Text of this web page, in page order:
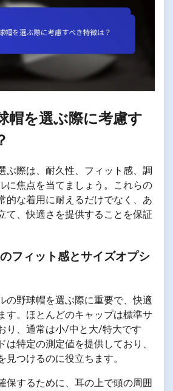
帽を選ぶ際に考慮す
ぶ際は、耐久性、フィット感、調
に焦点を当てましょう。これらの
的な着用に耐えるだけでなく、あ
て、快適さを提供することを保証
フィット感とサイズオプシ
の野球帽を選ぶ際に重要で、快適
す。ほとんどのキャップは標準サ
り、通常は小/中と大/特大です
は特定の測定値を提供しており、
見つけるのに役立ちます。
保するために、耳の上で頭の周囲